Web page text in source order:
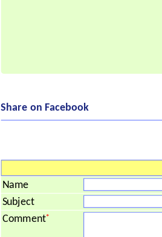
Share on Facebook
Name
Subject
Comment*